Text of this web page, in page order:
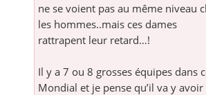
ne se voient pas au même niveau
les hommes..mais ces dames
rattrapent leur retard…!
Il y a 7 ou 8 grosses équipes dans
Mondial et je pense qu’il va y avoir